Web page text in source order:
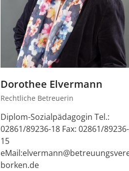
Dorothee Elvermann
Rechtliche Betreuerin
Diplom-Sozialpädagogin Tel.:
02861/89236-18 Fax: 02861/89236-
15
borken.de